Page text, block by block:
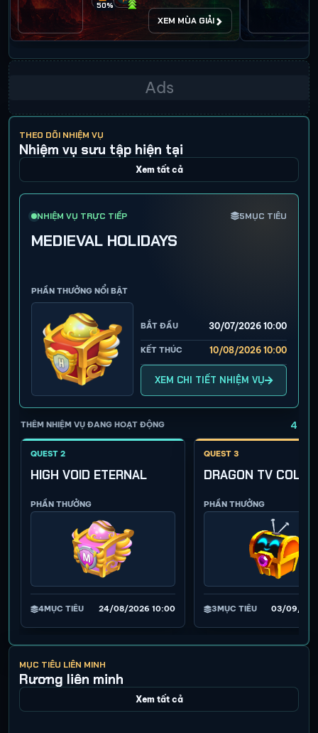
50%
XEM MÙA GIẢI
THEO DÕI NHIỆM VỤ
Nhiệm vụ sưu tập hiện tại
Xem tất cả
NHIỆM VỤ TRỰC TIẾP 5MỤC TIÊU
MEDIEVAL HOLIDAYS
PHẦN THƯỞNG NỔI BẬT
BẮT ĐẦU 30/07/2026 10:00
KẾT THÚC 10/08/2026 10:00
XEM CHI TIẾT NHIỆM VỤ
THÊM NHIỆM VỤ ĐANG HOẠT ĐỘNG 4
QUEST 2
HIGH VOID ETERNAL
PHẦN THƯỞNG
4MỤC TIÊU 24/08/2026 10:00
QUEST 3
DRAGON TV
PHẦN THƯỞNG
3MỤC TIÊU 03/09/
MỤC TIÊU LIÊN MINH
Rương liên minh
Xem tất cả